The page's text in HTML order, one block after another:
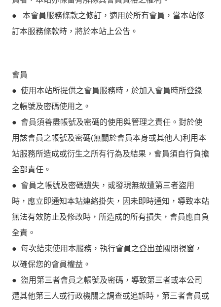
● 本會員服務條款之修訂，適用於所有會員，當本站修
訂本服務條款時，將於本站上公告。
會員
● 使用本站所提供之會員服務時，於加入會員時所登錄
之帳號及密碼使用之。
● 會員須善盡帳號及密碼的使用與管理之責任。對於使
用該會員之帳號及密碼(無關於會員本身或其他人)利用本
站服務所造成或衍生之所有行為及結果，會員須自行負擔
全部責任。
● 會員之帳號及密碼遺失，或發現無故遭第三者盜用
時，應立即通知本站連絡掛失，因未即時通知，導致本站
無法有效防止及修改時，所造成的所有損失，會員應自負
全責。
● 每次結束使用本服務，執行會員之登出並關閉視窗，
以確保您的會員權益。
● 盜用第三者會員之帳號及密碼，導致第三者或本公司
遭其他第三人或行政機關之調查或追訴時，第三者會員或